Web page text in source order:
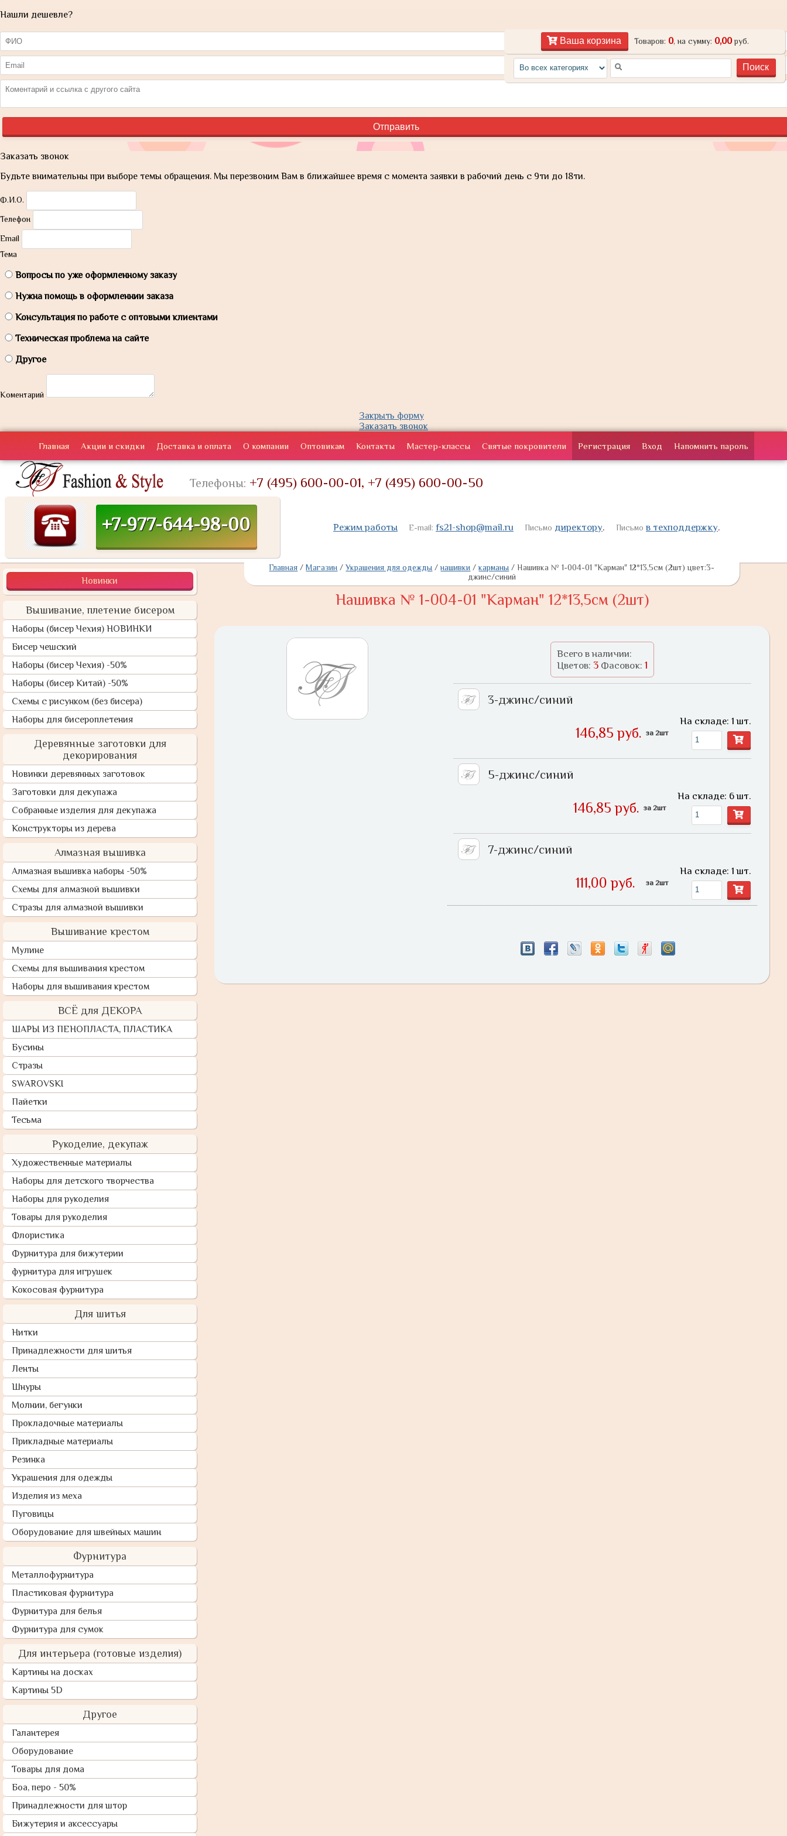
Нашли дешевле?
Заказать звонок
Будьте внимательны при выборе темы обращения. Мы перезвоним Вам в ближайшее время с момента заявки в рабочий день с 9ти до 18ти.
Ф.И.О.
Телефон
Email
Тема
Вопросы по уже оформленному заказу
Нужна помощь в оформленнии заказа
Консультация по работе с оптовыми клиентами
Техническая проблема на сайте
Другое
Коментарий
Закрыть форму
Заказать звонок
Ваша корзина Товаров: 0, на сумму: 0,00руб.
Главная Акции и скидки Доставка и оплата О компании Оптовикам Контакты Мастер-классы Святые покровители Регистрация Вход Напомнить пароль
Телефоны: +7 (495) 600-00-01, +7 (495) 600-00-50
+7-977-644-98-00 Режим работы E-mail: fs21-shop@mail.ru Письмо директору. Письмо в техподдержку.
Новинки
Вышивание, плетение бисером
Наборы (бисер Чехия) НОВИНКИ
Бисер чешский
Наборы (бисер Чехия) -50%
Наборы (бисер Китай) -50%
Схемы с рисунком (без бисера)
Наборы для бисероплетения
Деревянные заготовки для
декорирования
Новинки деревянных заготовок
Заготовки для декупажа
Собранные изделия для декупажа
Конструкторы из дерева
Алмазная вышивка
Алмазная вышивка наборы -50%
Схемы для алмазной вышивки
Стразы для алмазной вышивки
Вышивание крестом
Мулине
Схемы для вышивания крестом
Наборы для вышивания крестом
ВСЁ для ДЕКОРА
ШАРЫ ИЗ ПЕНОПЛАСТА, ПЛАСТИКА
Бусины
Стразы
SWAROVSKI
Пайетки
Тесьма
Рукоделие, декупаж
Художественные материалы
Наборы для детского творчества
Наборы для рукоделия
Товары для рукоделия
Флористика
Фурнитура для бижутерии
фурнитура для игрушек
Кокосовая фурнитура
Для шитья
Нитки
Принадлежности для шитья
Ленты
Шнуры
Молнии, бегунки
Прокладочные материалы
Прикладные материалы
Резинка
Украшения для одежды
Изделия из меха
Пуговицы
Оборудование для швейных машин
Фурнитура
Металлофурнитура
Пластиковая фурнитура
Фурнитура для белья
Фурнитура для сумок
Для интерьера (готовые изделия)
Картины на досках
Картины 5D
Другое
Галантерея
Оборудование
Товары для дома
Боа, перо - 50%
Принадлежности для штор
Бижутерия и аксессуары
Главная /Магазин /Украшения для одежды /нашивки /карманы /Нашивка № 1-004-01 "Карман" 12*13,5см (2шт) цвет:3-
джинс/синий
Нашивка № 1-004-01 "Карман" 12*13,5см (2шт)
Всего в наличии:
Цветов: 3 Фасовок:1
3-джинс/синий
146,85 руб. за 2шт
На складе: 1 шт.
5-джинс/синий
146,85 руб. за 2шт
На складе: 6 шт.
7-джинс/синий
111,00 руб. за 2шт
На складе: 1 шт.